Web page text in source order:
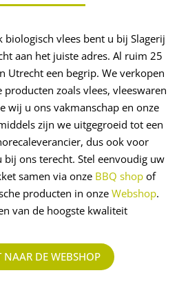
vlees bent u bij Slagerij
aan het juiste adres. Al ruim 25
Utrecht een begrip. We verkopen
zoals vlees, vleeswaren
wij u ons vakmanschap en onze
zijn we uitgegroeid tot een
dus ook voor
ons terecht. Stel eenvoudig uw
samen via onze BBQ shop of
producten in onze Webshop.
van de hoogste kwaliteit
NAAR DE WEBSHOP